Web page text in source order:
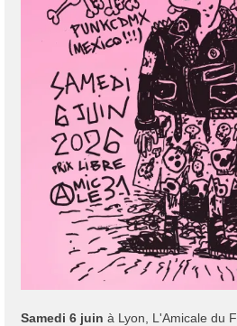
Samedi 6 juin à Lyon, L'Amicale du